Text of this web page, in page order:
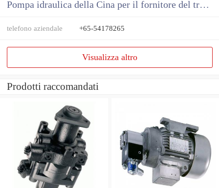
Pompa idraulica della Cina per il fornitore del trattore
telefono aziendale +65-54178265
Visualizza altro
Prodotti raccomandati